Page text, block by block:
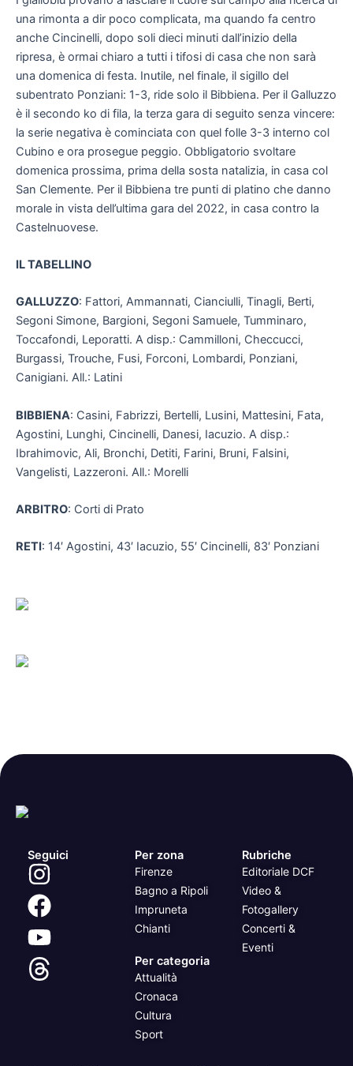
una rimonta a dir poco complicata, ma quando fa centro
anche Cincinelli, dopo soli dieci minuti dall’inizio della
ripresa, è ormai chiaro a tutti i tifosi di casa che non sarà
una domenica di festa. Inutile, nel finale, il sigillo del
subentrato Ponziani: 1-3, ride solo il Bibbiena. Per il Galluzzo
è il secondo ko di fila, la terza gara di seguito senza vincere:
la serie negativa è cominciata con quel folle 3-3 interno col
Cubino e ora prosegue peggio. Obbligatorio svoltare
domenica prossima, prima della sosta natalizia, in casa col
San Clemente. Per il Bibbiena tre punti di platino che danno
morale in vista dell’ultima gara del 2022, in casa contro la
Castelnuovese.
IL TABELLINO
GALLUZZO: Fattori, Ammannati, Cianciulli, Tinagli, Berti,
Segoni Simone, Bargioni, Segoni Samuele, Tumminaro,
Toccafondi, Leporatti. A disp.: Cammilloni, Checcucci,
Burgassi, Trouche, Fusi, Forconi, Lombardi, Ponziani,
Canigiani. All.: Latini
BIBBIENA: Casini, Fabrizzi, Bertelli, Lusini, Mattesini, Fata,
Agostini, Lunghi, Cincinelli, Danesi, Iacuzio. A disp.:
Ibrahimovic, Ali, Bronchi, Detiti, Farini, Bruni, Falsini,
Vangelisti, Lazzeroni. All.: Morelli
ARBITRO: Corti di Prato
RETI: 14′ Agostini, 43′ Iacuzio, 55′ Cincinelli, 83′ Ponziani
Seguici Per zona
Firenze
Bagno a Ripoli
Impruneta
Chianti
Per categoria
Attualità
Cronaca
Cultura
Sport
Rubriche
Editoriale DCF
Video &
Fotogallery
Concerti &
Eventi